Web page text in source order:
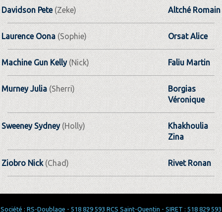
Davidson Pete(Zeke) Altché Romain
Laurence Oona (Sophie) Orsat Alice
Machine Gun Kelly(Nick) Faliu Martin
Murney Julia (Sherri)
Borgias
Véronique
Sweeney Sydney(Holly)
Khakhoulia
Zina
Ziobro Nick(Chad) Rivet Ronan
Société : RS-Doublage - 518 829 593 RCS Saint-Quentin - SIRET : 518 829 593